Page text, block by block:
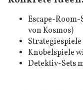
Escape-
von Kosmos)
Knobelspiele
Detektiv-Sets